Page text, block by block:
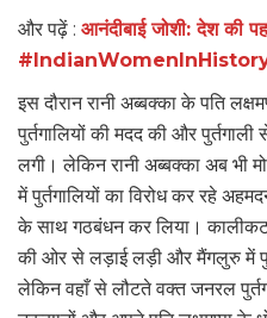
और पढ़ें : आनंदीबाई जोशी: देश की
इस दौरान रानी अब्बक्का के पति
पुर्तगालियों की मदद की और
लगी। लेकिन रानी अब्बक्का अब भी
में पुर्तगालियों का विरोध कर रहे
के साथ गठबंधन कर लिया।
की ओर से लड़ाई लड़ी और मैंगलुरु में
लेकिन वहाँ से लौटते वक्त जनरल